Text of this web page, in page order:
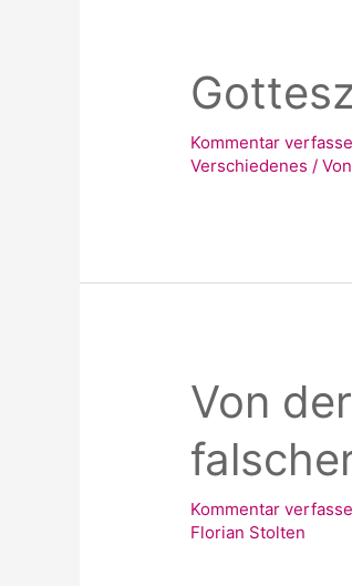
Kommentar
Verschiedenes / Von
Von
Kommentar
Florian Stolten